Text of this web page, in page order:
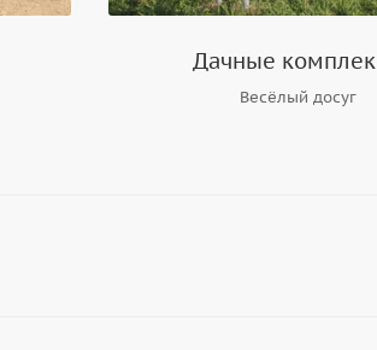
Дачные
Весёлый досуг